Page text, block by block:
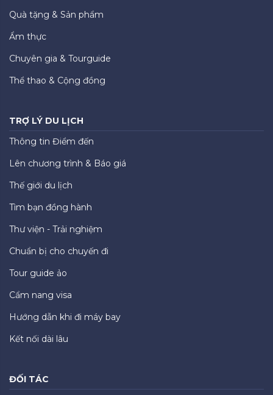
Quà tặng & Sản phẩm
Ẩm thực
Chuyên gia & Tourguide
Thể thao & Cộng đồng
TRỢ LÝ DU LỊCH
Thông tin Điểm đến
Lên chương trình & Báo giá
Thế giới du lịch
Tìm bạn đồng hành
Thư viện - Trải nghiệm
Chuẩn bị cho chuyến đi
Tour guide ảo
Cẩm nang visa
Hướng dẫn khi đi máy bay
Kết nối dài lâu
ĐỐI TÁC